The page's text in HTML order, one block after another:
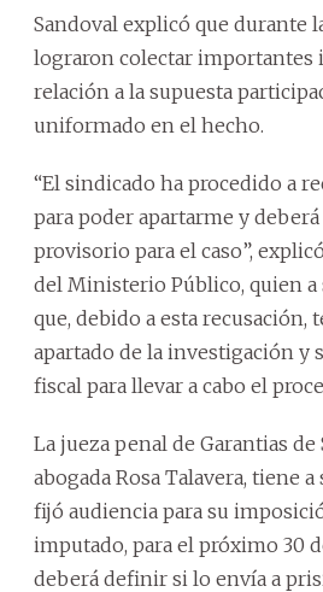
Sandoval explicó que durante
lograron colectar importantes
relación a la supuesta
uniformado en el hecho.
“El sindicado ha procedido a
para poder apartarme y
provisorio para el caso”,
del Ministerio Público, quien
que, debido a esta recusación,
apartado de la investigación y
fiscal para llevar a cabo el
La jueza penal de Garantias de
abogada Rosa Talavera, tiene
fijó audiencia para su
imputado, para el próximo 30
deberá definir si lo envía a